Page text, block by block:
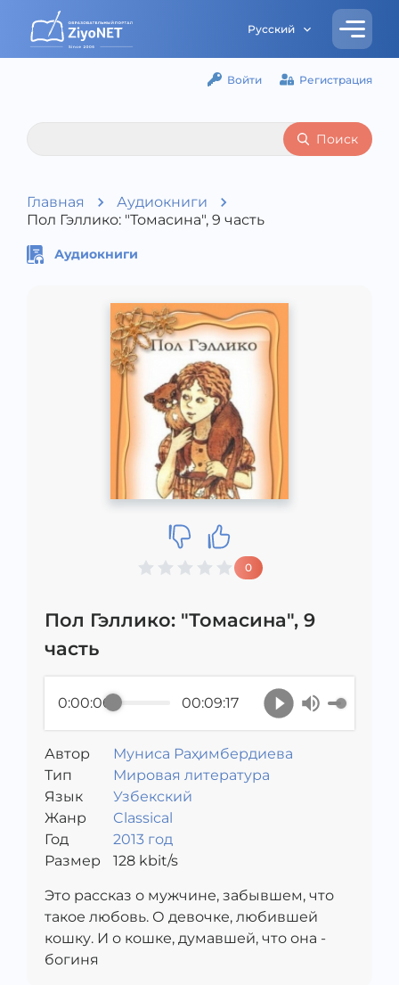
Русский
Войти Регистрация
Поиск
Главная
Аудиокниги
Пол Гэллико: "Томасина", 9 часть
Аудиокниги
0
Пол Гэллико: "Томасина", 9
часть
0:00:00 00:09:17
Автор
Муниса Раҳимбердиева
Тип
Мировая литература
Язык
Узбекский
Жанр
Classical
Год
2013 год
Размер
128kbit/s
Это рассказ о мужчине, забывшем, что
такое любовь. О девочке, любившей
кошку. И о кошке, думавшей, что она -
богиня